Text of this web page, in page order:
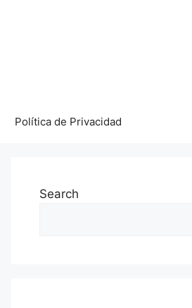
Política de Privacidad
Search